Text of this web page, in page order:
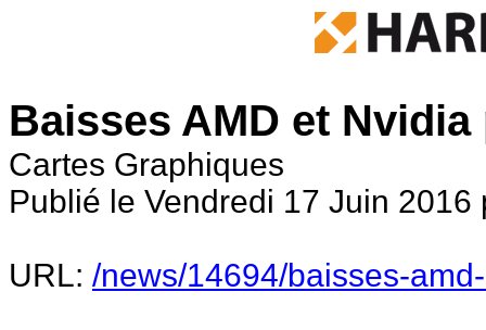
Baisses AMD et
Cartes Graphiques
Publié le Vendredi 17 Juin 2016
URL: /news/14694/baisses-